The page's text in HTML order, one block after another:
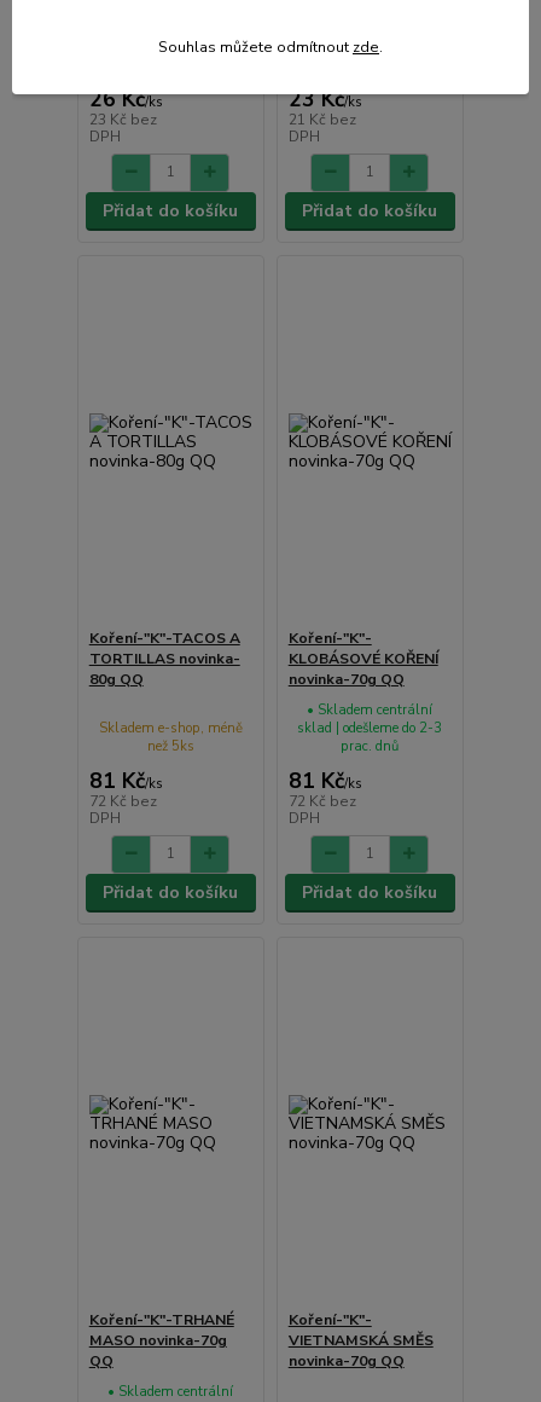
26 Kč/ks
23 Kč bez
DPH
sklad | odešleme do 2-3
Přidat do košíku
23 Kč/ks
21 Kč bez
DPH
sklad | odešleme do 2-3
Přidat do košíku
Koření-"K"-TACOS A
TORTILLAS novinka-
80g QQ
81 Kč/ks
72 Kč bez
DPH
Skladem e-shop, méně
než 5ks
Přidat do košíku
Koření-"K"-
KLOBÁSOVÉ KOŘENÍ
novinka-70g QQ
81 Kč/ks
72 Kč bez
DPH
• Skladem centrální
sklad | odešleme do 2-3
prac. dnů
Přidat do košíku
Koření-"K"-TRHANÉ
MASO novinka-70g
QQ
• Skladem centrální
Koření-"K"-
VIETNAMSKÁ SMĚS
novinka-70g QQ
Souhlas můžete odmítnout zde.